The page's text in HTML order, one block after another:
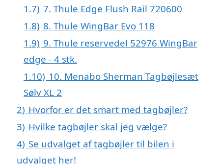
1.7) 7. Thule Edge Flush Rail 720600
1.8) 8. Thule WingBar Evo 118
1.9) 9. Thule reservedel 52976 WingBar
edge - 4 stk.
1.10) 10. Menabo Sherman Tagbøjlesæt
Sølv XL 2
2) Hvorfor er det smart med tagbøjler?
3) Hvilke tagbøjler skal jeg vælge?
4) Se udvalget af tagbøjler til bilen i
udvalget her!